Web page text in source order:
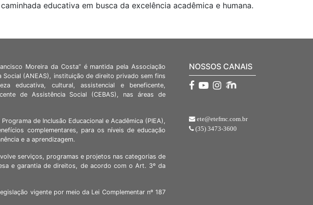
educativa em busca da excelência acadêmica e humana.
Moreira da Costa” é mantida pela Associação
Social (ANEAS), instituição de direito privado sem fins
educativa, cultural, assistencial e beneficente,
de Assistência Social (CEBAS), nas áreas de
de Inclusão Educacional e Acadêmica (PIEA),
complementares, para os níveis de educação
e a aprendizagem.
serviços, programas e projetos nas categorias de
e garantia de direitos, de acordo com o Art. 3º da
vigente por meio da Lei Complementar nº 187
NOSSOS CANAIS
ete@etefmc.com.br
(35) 3473-3600